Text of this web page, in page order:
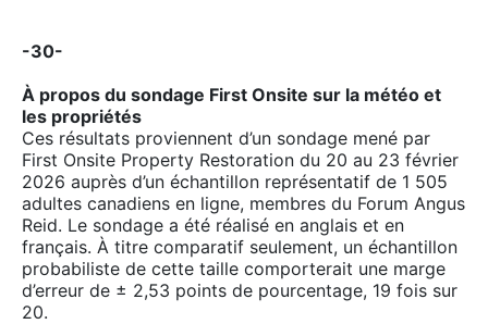
-30-
À propos du sondage First Onsite sur la météo et
les propriétés
Ces résultats proviennent d’un sondage mené par
First Onsite Property Restoration du 20 au 23 février
2026 auprès d’un échantillon représentatif de 1 505
adultes canadiens en ligne, membres du Forum Angus
Reid. Le sondage a été réalisé en anglais et en
français. À titre comparatif seulement, un échantillon
probabiliste de cette taille comporterait une marge
d’erreur de ± 2,53 points de pourcentage, 19 fois sur
20.